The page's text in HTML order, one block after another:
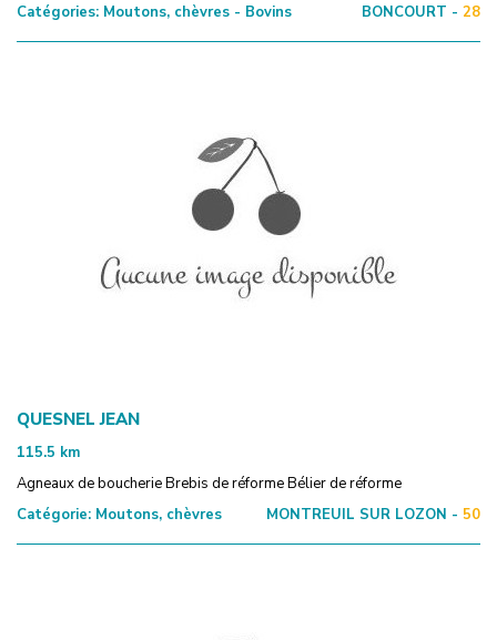
Catégories: Moutons, chèvres - Bovins BONCOURT - 28
QUESNEL JEAN
115.5 km
Agneaux de boucherie Brebis de réforme Bélier de réforme
Catégorie: Moutons, chèvres MONTREUIL SUR LOZON - 50